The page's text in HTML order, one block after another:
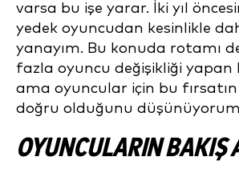
varsa bu işe yarar. İki yıl
yedek oyuncudan kesinlikle
yanayım. Bu konuda rotamı
fazla oyuncu değişikliği yapan
ama oyuncular için bu
doğru olduğunu
OYUNCULARIN BAKIŞ